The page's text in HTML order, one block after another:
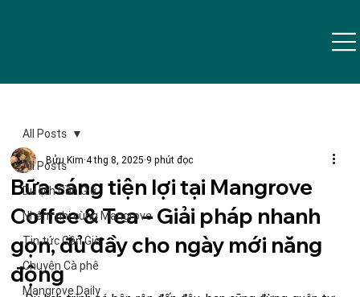
All Posts
Du lịch Cần Giờ
Nhâm nhi cùng Mangrove
Tin tức Cần Giờ
Chuyện Cà phê
Mangrove Daily
All Posts
Bữa sáng tiện lợi tại Mangrove
Coffee & Tea – Giải pháp nhanh
gọn, đủ đầy cho ngày mới năng
động
Bửu Kim 4 thg 8, 2025 9 phút đọc